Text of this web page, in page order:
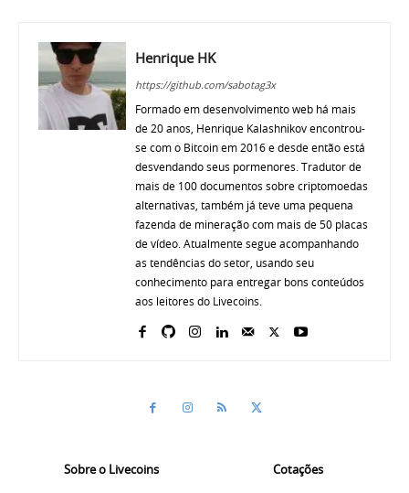
Henrique HK
https://github.com/sabotag3x
Formado em desenvolvimento web há mais
de 20 anos, Henrique Kalashnikov encontrou-
se com o Bitcoin em 2016 e desde então está
desvendando seus pormenores. Tradutor de
mais de 100 documentos sobre criptomoedas
alternativas, também já teve uma pequena
fazenda de mineração com mais de 50 placas
de vídeo. Atualmente segue acompanhando
as tendências do setor, usando seu
conhecimento para entregar bons conteúdos
aos leitores do Livecoins.
Sobre o Livecoins
Cotações